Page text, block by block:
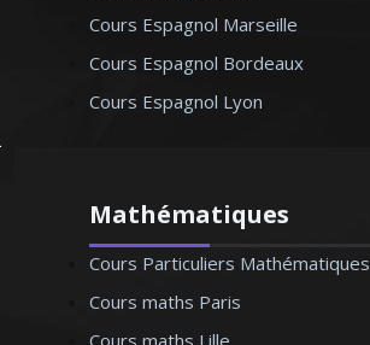
Cours Espagnol Marseille
Cours Espagnol Bordeaux
Cours Espagnol Lyon
Mathématiques
Cours Particuliers Mathématiques
Cours maths Paris
Cours maths Lille